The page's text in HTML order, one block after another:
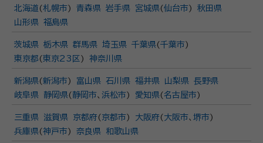
北海道 (札幌市) 青森県 岩手県 宮城県(仙台市)
秋田県
山形県 福島県
茨城県 栃木県 群馬県 埼玉県 千葉県(千葉市)
東京都 ( 東京23区 ) 神奈川県
新潟県(新潟市) 富山県 石川県 福井県 山梨県 長野県
岐阜県
静岡県( 静岡市、 浜松市) 愛知県( 名古屋市)
三重県 滋賀県 京都府( 京都市) 大阪府( 大阪市、 堺市)
兵庫県(神戸市) 奈良県 和歌山県